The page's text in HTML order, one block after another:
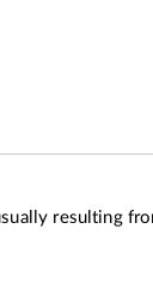
resulting